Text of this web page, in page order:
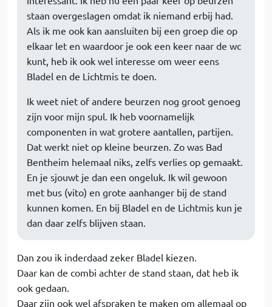
staan overgeslagen omdat ik niemand erbij had.
Als ik me ook kan aansluiten bij een groep die op
elkaar let en waardoor je ook een keer naar de wc
kunt, heb ik ook wel interesse om weer eens
Bladel en de Lichtmis te doen.
Ik weet niet of andere beurzen nog groot genoeg
zijn voor mijn spul. Ik heb voornamelijk
componenten in wat grotere aantallen, partijen.
Dat werkt niet op kleine beurzen. Zo was Bad
Bentheim helemaal niks, zelfs verlies op gemaakt.
En je sjouwt je dan een ongeluk. Ik wil gewoon
met bus (vito) en grote aanhanger bij de stand
kunnen komen. En bij Bladel en de Lichtmis kun je
dan daar zelfs blijven staan.
Dan zou ik inderdaad zeker Bladel kiezen.
Daar kan de combi achter de stand staan, dat heb ik
ook gedaan.
Daar zijn ook wel afspraken te maken om allemaal op